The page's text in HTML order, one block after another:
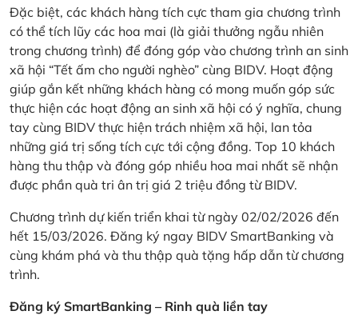
Đặc biệt, các khách hàng tích cực tham gia chương trình
có thể tích lũy các hoa mai (là giải thưởng ngẫu nhiên
trong chương trình) để đóng góp vào chương trình an sinh
xã hội “Tết ấm cho người nghèo” cùng BIDV. Hoạt động
giúp gắn kết những khách hàng có mong muốn góp sức
thực hiện các hoạt động an sinh xã hội có ý nghĩa, chung
tay cùng BIDV thực hiện trách nhiệm xã hội, lan tỏa
những giá trị sống tích cực tới cộng đồng. Top 10 khách
hàng thu thập và đóng góp nhiều hoa mai nhất sẽ nhận
được phần quà tri ân trị giá 2 triệu đồng từ BIDV.
Chương trình dự kiến triển khai từ ngày 02/02/2026 đến
hết 15/03/2026. Đăng ký ngay BIDV SmartBanking và
cùng khám phá và thu thập quà tặng hấp dẫn từ chương
trình.
Đăng ký SmartBanking – Rinh quà liền tay